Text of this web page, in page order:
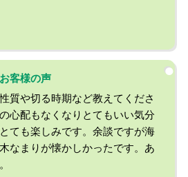
客様の声
質や切る時期など教えてくださ
心配もなくなりとてもいい気分
ても楽しみです。余談ですが海
なまりが懐かしかったです。あ